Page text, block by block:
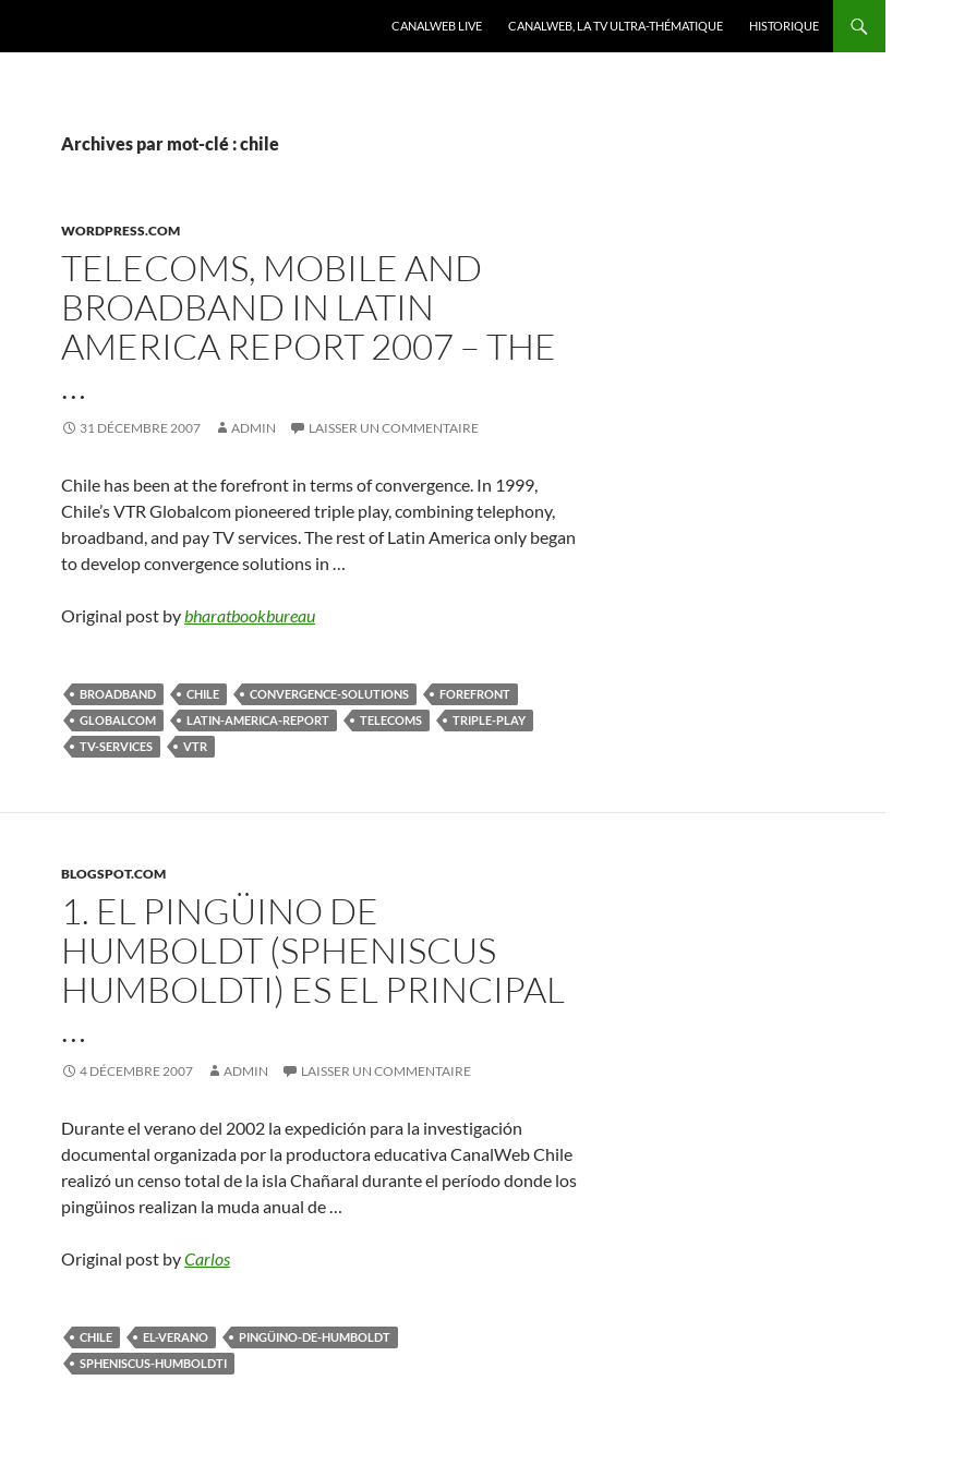
CANALWEB LIVE CANALWEB, LA TV ULTRA-THÉMATIQUE HISTORIQUE
Archives par mot-clé : chile
WORDPRESS.COM
TELECOMS, MOBILE AND
BROADBAND IN LATIN
AMERICA REPORT 2007 – THE
…
31 DÉCEMBRE 2007 ADMIN LAISSER UN COMMENTAIRE
Chile has been at the forefront in terms of convergence. In 1999,
Chile’s VTR Globalcom pioneered triple play, combining telephony,
broadband, and pay TV services. The rest of Latin America only began
to develop convergence solutions in …
Original post bybharatbookbureau
BROADBAND CHILE CONVERGENCE-SOLUTIONS
FOREFRONT
GLOBALCOM
LATIN-AMERICA-REPORT TELECOMS
TRIPLE-PLAY
TV-SERVICES
VTR
BLOGSPOT.COM
1. EL PINGÜINO DE
HUMBOLDT (SPHENISCUS
HUMBOLDTI) ES EL PRINCIPAL
…
4 DÉCEMBRE 2007 ADMIN LAISSER UN COMMENTAIRE
Durante el verano del 2002 la expedición para la investigación
documental organizada por la productora educativa CanalWeb Chile
realizó un censo total de la isla Chañaral durante el período donde los
pingüinos realizan la muda anual de …
Original post byCarlos
CHILE EL-VERANO
PINGÜINO-DE-HUMBOLDT
SPHENISCUS-HUMBOLDTI